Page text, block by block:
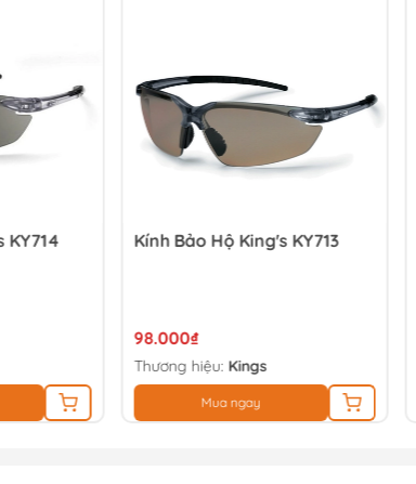
KY714 Kính Bảo Hộ King's KY713
98.000₫
Thương hiệu: Kings
Mua ngay